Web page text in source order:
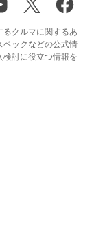
クルマに関するあ
ペックなどの公式情
討に役立つ情報を